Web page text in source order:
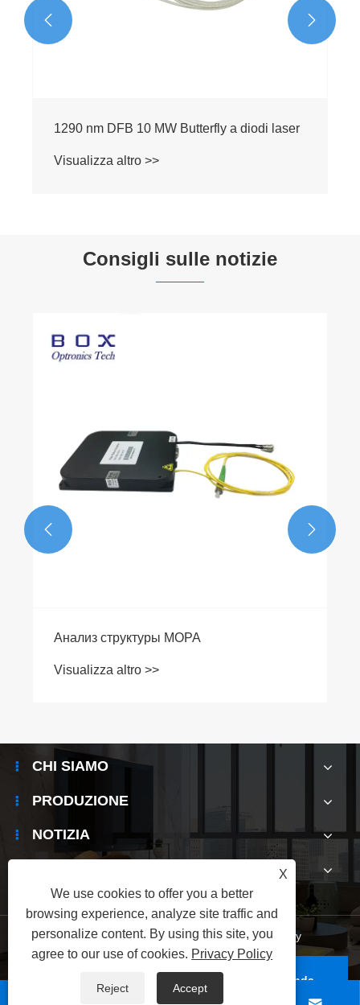
1290 nm DFB 10 MW Butterfly a diodi laser
Visualizza altro >>
 
Consigli sulle notizie
Анализ структуры MOPA
Visualizza altro >>
 
CHI SIAMO
PRODUZIONE
NOTIZIA
Links | Sitemap RSS | XML | Privacy Policy
Copyright © 2025 Shenzhen Electronic Hunsinda
Electronic Technology Company Tutti i diritti sono
X
We use cookies to offer you a better
browsing experience, analyze site traffic and
personalize content. By using this site, you
agree to our use of cookies. Privacy Policy
Reject Accept